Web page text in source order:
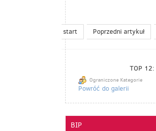
start Poprzedni artykuł
TOP 12:
Ograniczone Kategorie
Powróć do galerii
BIP